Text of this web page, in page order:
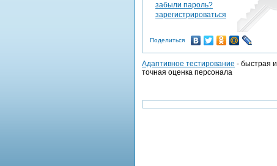
забыли пароль?
зарегистрироваться
Поделиться
Адаптивное тестирование - быстрая и
точная оценка персонала